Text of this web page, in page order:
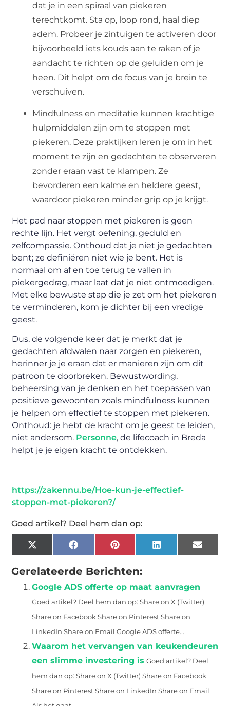
dat je in een spiraal van piekeren
terechtkomt. Sta op, loop rond, haal diep
adem. Probeer je zintuigen te activeren door
bijvoorbeeld iets kouds aan te raken of je
aandacht te richten op de geluiden om je
heen. Dit helpt om de focus van je brein te
verschuiven.
Mindfulness en meditatie kunnen krachtige
hulpmiddelen zijn om te stoppen met
piekeren. Deze praktijken leren je om in het
moment te zijn en gedachten te observeren
zonder eraan vast te klampen. Ze
bevorderen een kalme en heldere geest,
waardoor piekeren minder grip op je krijgt.
Het pad naar stoppen met piekeren is geen
rechte lijn. Het vergt oefening, geduld en
zelfcompassie. Onthoud dat je niet je gedachten
bent; ze definiëren niet wie je bent. Het is
normaal om af en toe terug te vallen in
piekergedrag, maar laat dat je niet ontmoedigen.
Met elke bewuste stap die je zet om het piekeren
te verminderen, kom je dichter bij een vredige
geest.
Dus, de volgende keer dat je merkt dat je
gedachten afdwalen naar zorgen en piekeren,
herinner je je eraan dat er manieren zijn om dit
patroon te doorbreken. Bewustwording,
beheersing van je denken en het toepassen van
positieve gewoonten zoals mindfulness kunnen
je helpen om effectief te stoppen met piekeren.
Onthoud: je hebt de kracht om je geest te leiden,
niet andersom. Personne, de lifecoach in Breda
helpt je je eigen kracht te ontdekken.
https://zakennu.be/Hoe-kun-je-effectief-
stoppen-met-piekeren?/
Goed artikel? Deel hem dan op:
X
(Twitter)
FacebookPinterestLinkedIn Email
Gerelateerde Berichten:
Google ADS offerte op maat aanvragen
Goed artikel? Deel hem dan op: Share on X (Twitter)
Share on Facebook Share on Pinterest Share on
LinkedIn Share on Email Google ADS offerte...
Waarom het vervangen van keukendeuren
een slimme investering is Goed artikel? Deel
hem dan op: Share on X (Twitter) Share on Facebook
Share on Pinterest Share on LinkedIn Share on Email